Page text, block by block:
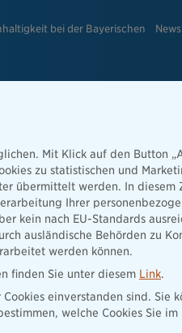
bei der Bayerischen
Mit Klick auf den Button
zu statistischen und
übermittelt werden. In diesem
Ihrer
kein nach EU-Standards
ausländische Behörden zu
werden können.
finden Sie unter diesem Link.
einverstanden sind. Sie
welche Cookies Sie im